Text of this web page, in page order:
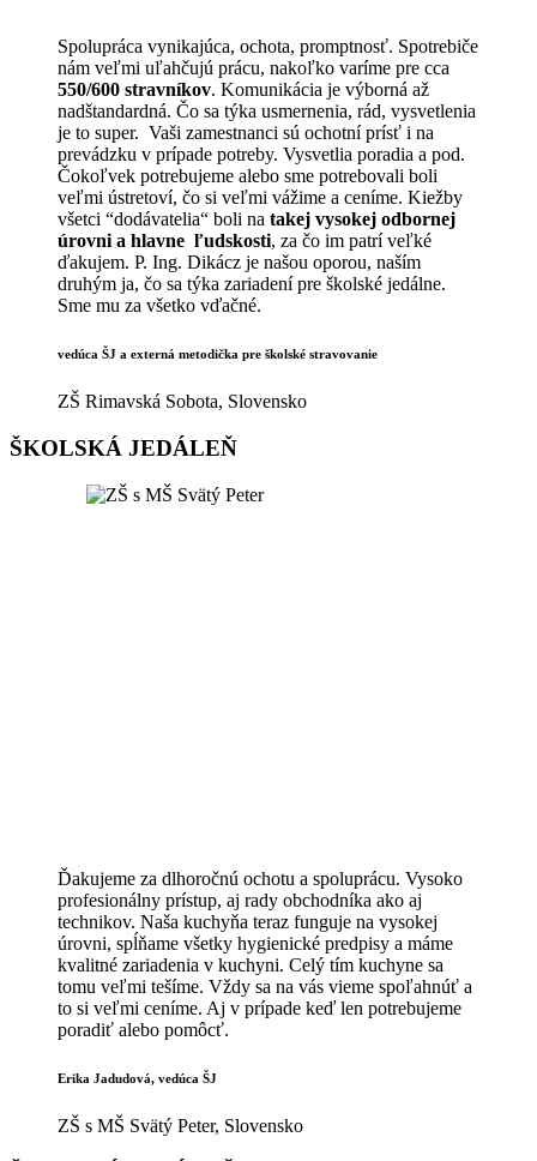
Spolupráca vynikajúca, ochota, promptnosť. Spotrebiče
nám veľmi uľahčujú prácu, nakoľko varíme pre cca
550/600 stravníkov. Komunikácia je výborná až
nadštandardná. Čo sa týka usmernenia, rád, vysvetlenia
je to super. Vaši zamestnanci sú ochotní prísť i na
prevádzku v prípade potreby. Vysvetlia poradia a pod.
Čokoľvek potrebujeme alebo sme potrebovali boli
veľmi ústretoví, čo si veľmi vážime a ceníme. Kiežby
všetci “dodávatelia“ boli na takej vysokej odbornej
úrovni a hlavne ľudskosti, za čo im patrí veľké
ďakujem. P. Ing. Dikácz je našou oporou, naším
druhým ja, čo sa týka zariadení pre školské jedálne.
Sme mu za všetko vďačné.
vedúca ŠJ a externá metodička pre školské stravovanie
ZŠ Rimavská Sobota, Slovensko
ŠKOLSKÁ JEDÁLEŇ
Ďakujeme za dlhoročnú ochotu a spoluprácu. Vysoko
profesionálny prístup, aj rady obchodníka ako aj
technikov. Naša kuchyňa teraz funguje na vysokej
úrovni, spĺňame všetky hygienické predpisy a máme
kvalitné zariadenia v kuchyni. Celý tím kuchyne sa
tomu veľmi tešíme. Vždy sa na vás vieme spoľahnúť a
to si veľmi ceníme. Aj v prípade keď len potrebujeme
poradiť alebo pomôcť.
Erika Jadudová, vedúca ŠJ
ZŠ s MŠ Svätý Peter, Slovensko